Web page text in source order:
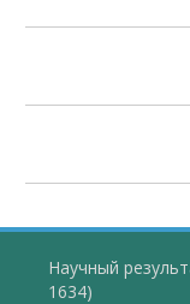
Научный
1634)